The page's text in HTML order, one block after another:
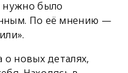
нужно было
По её мнению —
о новых деталях,